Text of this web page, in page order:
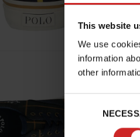
This website
We use
information
other
Consent